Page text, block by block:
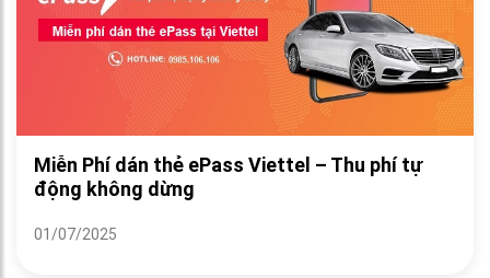
Miễn Phí dán thẻ ePass Viettel – Thu phí tự
động không dừng
01/07/2025